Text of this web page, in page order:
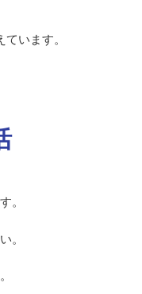
います。
。
。